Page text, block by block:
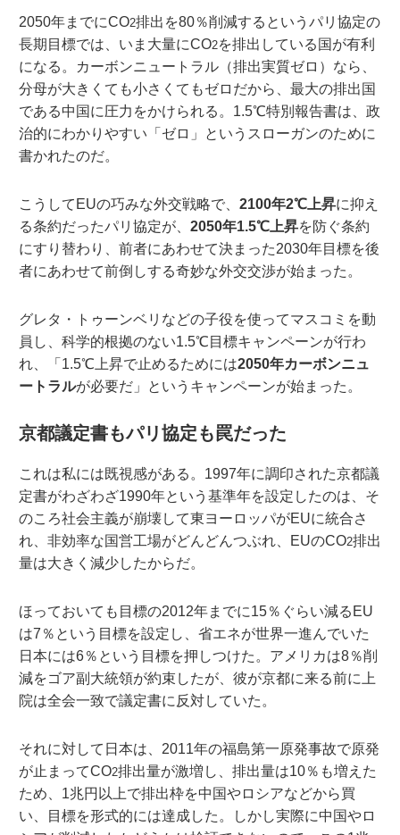
2050年までにCO2排出を80％削減するというパリ協定の
長期目標では、いま大量にCO2を排出している国が有利
になる。カーボンニュートラル（排出実質ゼロ）なら、
分母が大きくても小さくてもゼロだから、最大の排出国
である中国に圧力をかけられる。1.5℃特別報告書は、政
治的にわかりやすい「ゼロ」というスローガンのために
書かれたのだ。
こうしてEUの巧みな外交戦略で、 2100年2℃上昇に抑え
る条約だったパリ協定が、 2050年1.5℃上昇を防ぐ条約
にすり替わり、前者にあわせて決まった2030年目標を後
者にあわせて前倒しする奇妙な外交交渉が始まった。
グレタ・トゥーンベリなどの子役を使ってマスコミを動
員し、科学的根拠のない1.5℃目標キャンペーンが行わ
れ、「1.5℃上昇で止めるためには2050年カーボンニュ
ートラルが必要だ」というキャンペーンが始まった。
京都議定書もパリ協定も罠だった
これは私には既視感がある。1997年に調印された京都議
定書がわざわざ1990年という基準年を設定したのは、そ
のころ社会主義が崩壊して東ヨーロッパがEUに統合さ
れ、非効率な国営工場がどんどんつぶれ、EUのCO2排出
量は大きく減少したからだ。
ほっておいても目標の2012年までに15％ぐらい減るEU
は7％という目標を設定し、省エネが世界一進んでいた
日本には6％という目標を押しつけた。アメリカは8％削
減をゴア副大統領が約束したが、彼が京都に来る前に上
院は全会一致で議定書に反対していた。
それに対して日本は、2011年の福島第一原発事故で原発
が止まってCO2排出量が激増し、排出量は10％も増えた
ため、1兆円以上で排出枠を中国やロシアなどから買
い、目標を形式的には達成した。しかし実際に中国やロ